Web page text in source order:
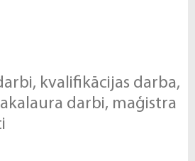
kvalifikācijas darba,
darbi, maģistra